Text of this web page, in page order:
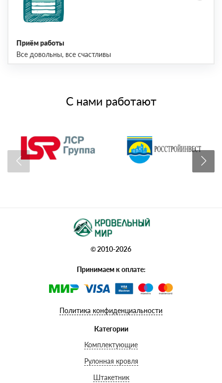
Приём работы
Все довольны, все счастливы
С нами работают
© 2010-2026
Принимаем к оплате:
Политика конфиденциальности
Категории
Комплектующие
Рулонная кровля
Штакетник